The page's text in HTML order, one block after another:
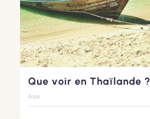
Que voir en Thaïlande ?
Asie